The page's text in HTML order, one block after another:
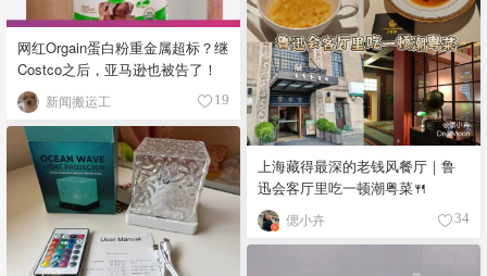
网红Orgain蛋白粉重金属超标？继
Costco之后，亚马逊也被告了！
新闻搬运工 19
上海藏得最深的老钱风餐厅｜鲁
迅会客厅里吃一顿潮粤菜🍴
偲小卉 34